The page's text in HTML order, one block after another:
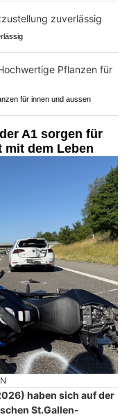
für innen und aussen
A1 sorgen für
mit dem Leben
haben sich auf der
St.Gallen-